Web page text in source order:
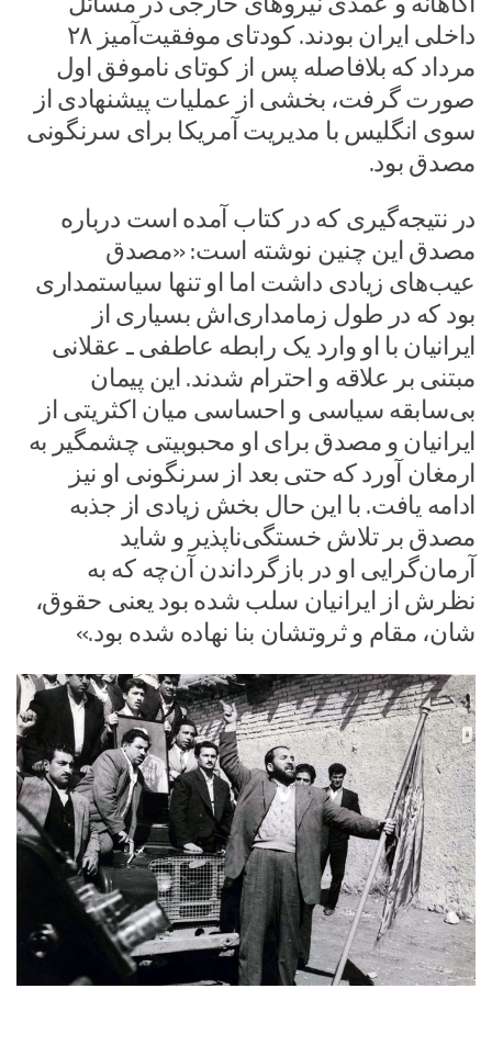
داخلی ایران بودند. کودتای موفقیت‌آمیز ۲۸
مرداد که بلافاصله پس از کوتای ناموفق اول
صورت گرفت، بخشی از عملیات پیشنهادی از
سوی انگلیس با مدیریت آمریکا برای سرنگونی
مصدق بود.
در نتیجه‌گیری که در کتاب آمده است درباره
مصدق این چنین نوشته است: «مصدق
عیب‌های زیادی داشت اما او تنها سیاستمداری
بود که در طول زمامداری‌اش بسیاری از
ایرانیان با او وارد یک رابطه عاطفی ـ عقلانی
مبتنی بر علاقه و احترام شدند. این پیمان
بی‌سابقه سیاسی و احساسی میان اکثریتی از
ایرانیان و مصدق برای او محبوبیتی چشمگیر به
ارمغان آورد که حتی بعد از سرنگونی او نیز
ادامه یافت. با این حال بخش زیادی از جذبه
مصدق بر تلاش خستگی‌ناپذیر و شاید
آرمان‌گرایی او در بازگرداندن آن‌چه که به
نظرش از ایرانیان سلب شده بود یعنی حقوق،
شان، مقام و ثروتشان بنا نهاده شده بود.»